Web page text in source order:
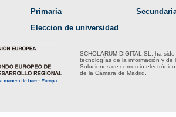
Primaria
Eleccion de universidad
SCHOLARUM DIGITAL,SL, ha
tecnologías de la información y de
Soluciones de comercio
de la Cámara de Madrid.